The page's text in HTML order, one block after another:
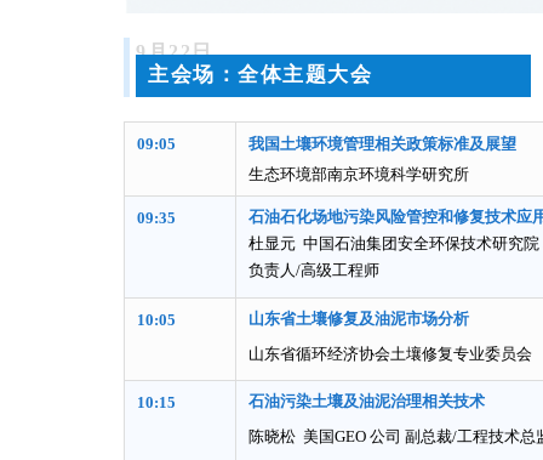
9月22日
主会场：全体主题大会
09:05 我国土壤环境管理相关政策标准及展望
生态环境部南京环境科学研究所
09:35
石油石化场地污染风险管控和修复技术应
杜显元 中国石油集团安全环保技术研究
负责人/高级工程师
10:05
山东省土壤修复及油泥市场分析
山东省循环经济协会土壤修复专业委员会
10:15
石油污染土壤及油泥治理相关技术
陈晓松 美国GEO 公司 副总裁/工程技术